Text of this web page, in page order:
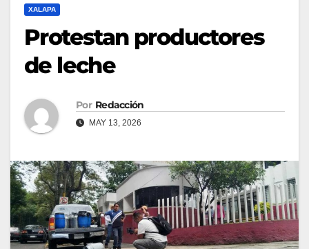
XALAPA
Protestan productores
de leche
Por Redacción
MAY 13, 2026